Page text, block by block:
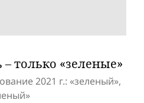
только «зеленые»
2021 г.: «зеленый»,